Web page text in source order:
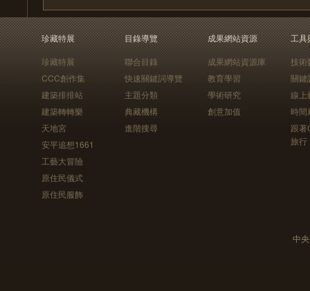
珍藏特展
珍藏特展
CCC創作集
建築排排站
建築轉轉樂
天地宮
安平追想1661
工藝大冒險
原住民儀式
原住民服飾
目錄導覽
聯合目錄
快速關鍵詞導覽
主題分類
典藏機構
進階搜尋
成果網站資源
成果網站資源庫
教育學習
學術研究
創意加值
工具
技術
關鍵
線上
時間
跟
旅行
中